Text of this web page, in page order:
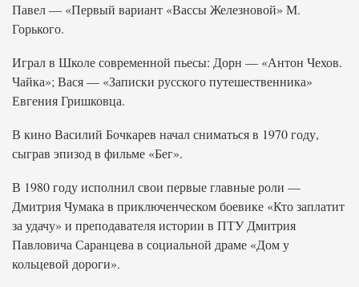
Павел — «Первый вариант «Вассы Железновой» М.
Горького.
Играл в Школе современной пьесы: Дорн — «Антон Чехов.
Чайка»; Вася — «Записки русского путешественника»
Евгения Гришковца.
В кино Василий Бочкарев начал сниматься в 1970 году,
сыграв эпизод в фильме «Бег».
В 1980 году исполнил свои первые главные роли —
Дмитрия Чумака в приключенческом боевике «Кто заплатит
за удачу» и преподавателя истории в ПТУ Дмитрия
Павловича Саранцева в социальной драме «Дом у
кольцевой дороги».